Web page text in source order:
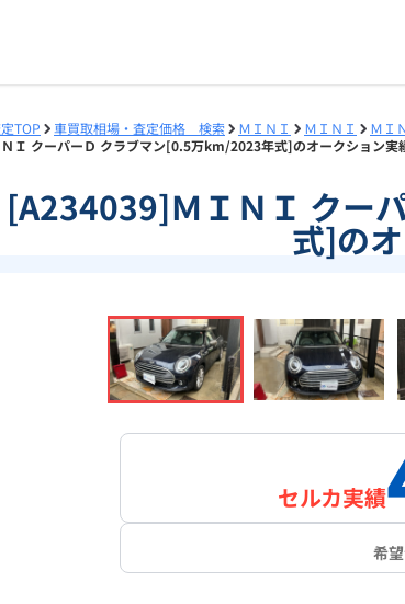
TOP 車買取相場・査定価格 検索 ＭＩＮＩ ＭＩＮＩ
ＭＩ
Ｉ クーパーＤ クラブマン[0.5万km/2023年式]のオークション実
[A234039]ＭＩＮＩ クー
式]の
セルカ実績
希